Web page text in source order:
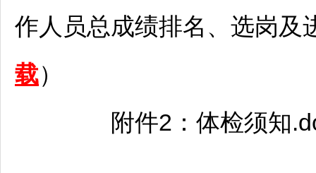
作人员总成绩排名、选岗及
载）
附件2：体检须知